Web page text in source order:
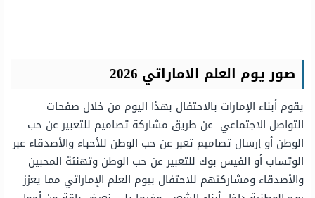
صور يوم العلم الاماراتي 2026
يقوم أبناء الإمارات بالاحتفال بهذا اليوم من خلال صفحات
التواصل الاجتماعي عن طريق مشاركة تصاميم للتعبير عن حب
الوطن أو إرسال تصاميم تعبر عن حب الوطن للأحباء والأصدقاء عبر
الوتساب أو الفيس بوك للتعبير عن حب الوطن وتهنئة المحبين
والأصدقاء ومشاركتهم للاحتفال بيوم العلم الإماراتي مما يعزز